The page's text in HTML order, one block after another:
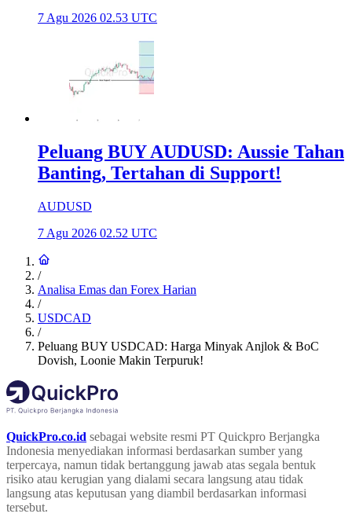
7 Agu 2026 02.53 UTC
Peluang BUY AUDUSD: Aussie Tahan
Banting, Tertahan di Support!
AUDUSD
7 Agu 2026 02.52 UTC
/
Analisa Emas dan Forex Harian
/
USDCAD
/
Peluang BUY USDCAD: Harga Minyak Anjlok & BoC
Dovish, Loonie Makin Terpuruk!
QuickPro.co.id sebagai website resmi PT Quickpro Berjangka
Indonesia menyediakan informasi berdasarkan sumber yang
terpercaya, namun tidak bertanggung jawab atas segala bentuk
risiko atau kerugian yang dialami secara langsung atau tidak
langsung atas keputusan yang diambil berdasarkan informasi
tersebut.